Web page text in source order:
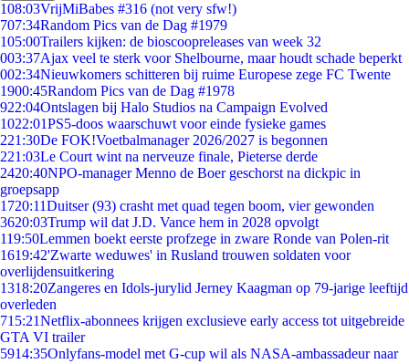
108:03VrijMiBabes #316 (not very sfw!)
707:34Random Pics van de Dag #1979
105:00Trailers kijken: de bioscoopreleases van week 32
003:37Ajax veel te sterk voor Shelbourne, maar houdt schade beperkt
002:34Nieuwkomers schitteren bij ruime Europese zege FC Twente
1900:45Random Pics van de Dag #1978
922:04Ontslagen bij Halo Studios na Campaign Evolved
1022:01PS5-doos waarschuwt voor einde fysieke games
221:30De FOK!Voetbalmanager 2026/2027 is begonnen
221:03Le Court wint na nerveuze finale, Pieterse derde
2420:40NPO-manager Menno de Boer geschorst na dickpic in
groepsapp
1720:11Duitser (93) crasht met quad tegen boom, vier gewonden
3620:03Trump wil dat J.D. Vance hem in 2028 opvolgt
119:50Lemmen boekt eerste profzege in zware Ronde van Polen-rit
1619:42'Zwarte weduwes' in Rusland trouwen soldaten voor
overlijdensuitkering
1318:20Zangeres en Idols-jurylid Jerney Kaagman op 79-jarige leeftijd
overleden
715:21Netflix-abonnees krijgen exclusieve early access tot uitgebreide
GTA VI trailer
5914:35Onlyfans-model met G-cup wil als NASA-ambassadeur naar